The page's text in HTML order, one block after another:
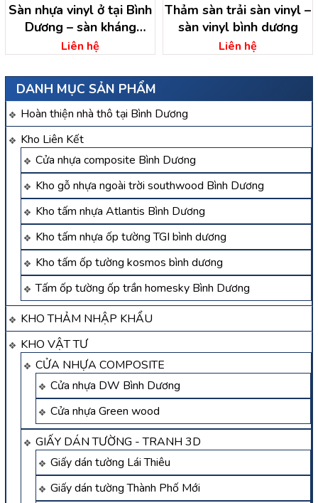
DANH MỤC SẢN PHẨM
Hoàn thiện nhà thô tại Bình Dương
Kho Liên Kết
Cửa nhựa composite Bình Dương
Kho gỗ nhựa ngoài trời southwood Bình Dương
Kho tấm nhựa Atlantis Bình Dương
Kho tấm nhựa ốp tường TGI bình dương
Kho tấm ốp tường kosmos bình dương
Tấm ốp tường ốp trần homesky Bình Dương
KHO THẢM NHẬP KHẨU
KHO VẬT TƯ
CỬA NHỰA COMPOSITE
Cửa nhựa DW Bình Dương
Cửa nhựa Green wood
GIẤY DÁN TƯỜNG - TRANH 3D
Giấy dán tường Lái Thiêu
Giấy dán tường Thành Phố Mới
Sàn nhựa vinyl ở tại Bình
Dương – sàn kháng
khuẩn vinyl bình dương
Liên hệ
Thảm sàn trải sàn vinyl –
sàn vinyl bình dương
Liên hệ